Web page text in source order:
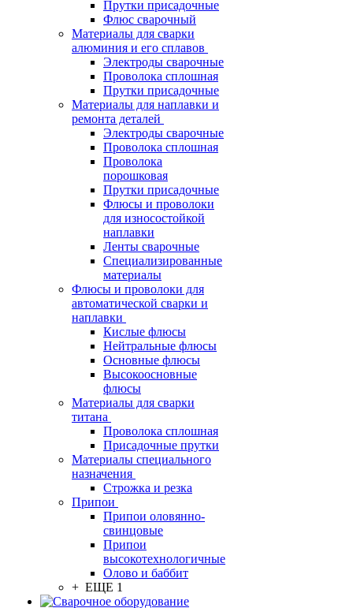
Прутки присадочные
Флюс сварочный
Материалы для сварки
алюминия и его сплавов
Электроды сварочные
Проволока сплошная
Прутки присадочные
Материалы для наплавки и
ремонта деталей
Электроды сварочные
Проволока сплошная
Проволока
порошковая
Прутки присадочные
Флюсы и проволоки
для износостойкой
наплавки
Ленты сварочные
Специализированные
материалы
Флюсы и проволоки для
автоматической сварки и
наплавки
Кислые флюсы
Нейтральные флюсы
Основные флюсы
Высокоосновные
флюсы
Материалы для сварки
титана
Проволока сплошная
Присадочные прутки
Материалы специального
назначения
Строжка и резка
Припои
Припои оловянно-
свинцовые
Припои
высокотехнологичные
Олово и баббит
+ ЕЩЕ 1